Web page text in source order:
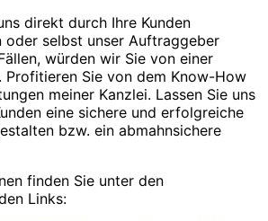
direkt durch Ihre Kunden
oder selbst unser Auftraggeber
würden wir Sie von einer
Profitieren Sie von dem Know-How
meiner Kanzlei. Lassen Sie uns
eine sichere und erfolgreiche
bzw. ein abmahnsichere
finden Sie unter den
Links: